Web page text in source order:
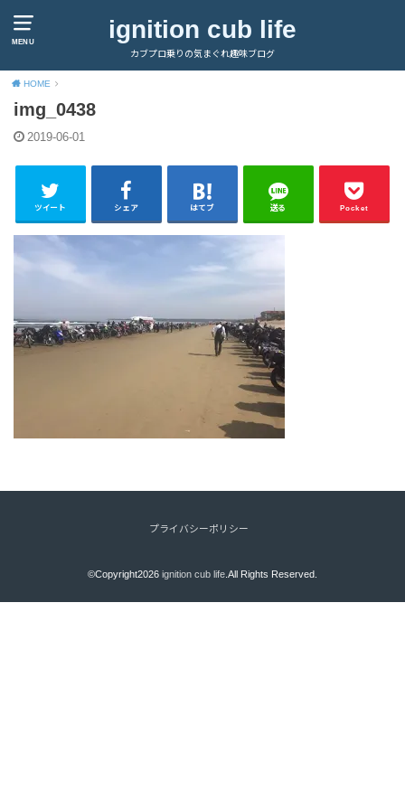
MENU ignition cub life
カブプロ乗りの気まぐれ趣味ブログ
HOME
img_0438
2019-06-01
ツイート シェア はてブ 送る Pocket
プライバシーポリシー
©Copyright2026 ignition cub life.All Rights Reserved.